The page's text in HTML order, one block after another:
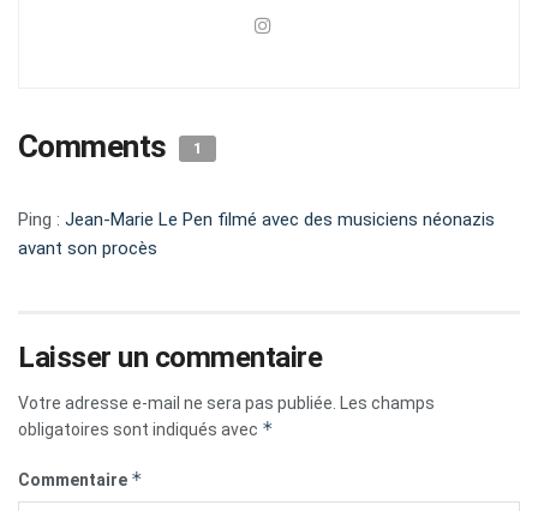
Comments 1
Ping : Jean-Marie Le Pen filmé avec des musiciens néonazis
avant son procès
Laisser un commentaire
Votre adresse e-mail ne sera pas publiée.
Les champs
obligatoires sont indiqués avec *
Commentaire *